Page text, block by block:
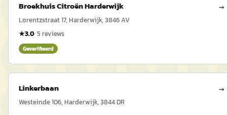
Broekhuis Citroën Harderwijk →
Lorentzstraat 17, Harderwijk, 3846 AV
★3.0·5 reviews
Geverifieerd
Linkerbaan →
Westeinde 106, Harderwijk, 3844 DR